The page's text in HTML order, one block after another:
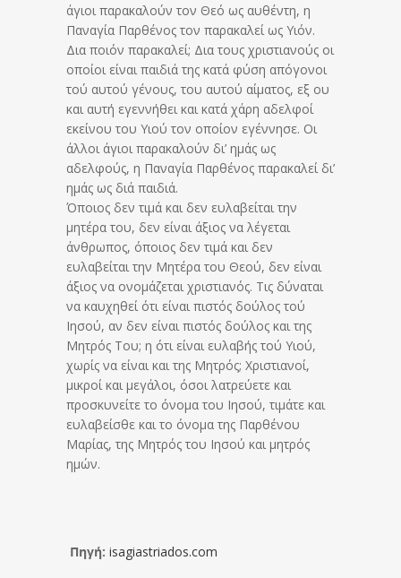
άγιοι παρακαλούν τον Θεό ως αυθέντη, η
Παναγία Παρθένος τον παρακαλεί ως Υιόν.
Δια ποιόν παρακαλεί; Δια τους χριστιανούς οι
οποίοι είναι παιδιά της κατά φύση απόγονοι
τού αυτού γένους, του αυτού αίματος, εξ ου
και αυτή εγεννήθει και κατά χάρη αδελφοί
εκείνου του Υιού τον οποίον εγέννησε. Οι
άλλοι άγιοι παρακαλούν δι’ ημάς ως
αδελφούς, η Παναγία Παρθένος παρακαλεί δι’
ημάς ως διά παιδιά.
Όποιος δεν τιμά και δεν ευλαβείται την
μητέρα του, δεν είναι άξιος να λέγεται
άνθρωπος, όποιος δεν τιμά και δεν
ευλαβείται την Μητέρα του Θεού, δεν είναι
άξιος να ονομάζεται χριστιανός. Τις δύναται
να καυχηθεί ότι είναι πιστός δούλος τού
Ιησού, αν δεν είναι πιστός δούλος και της
Μητρός Του; η ότι είναι ευλαβής τού Υιού,
χωρίς να είναι και της Μητρός; Χριστιανοί,
μικροί και μεγάλοι, όσοι λατρεύετε και
προσκυνείτε το όνομα του Ιησού, τιμάτε και
ευλαβείσθε και το όνομα της Παρθένου
Μαρίας, της Μητρός του Ιησού και μητρός
ημών.
Πηγή: isagiastriados.com